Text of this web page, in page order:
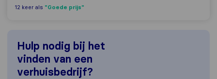
12 keer als "Goede prijs"
Hulp nodig bij het
vinden van een
verhuisbedrijf?